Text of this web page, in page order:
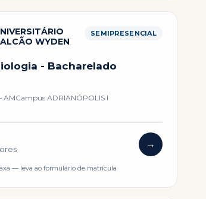
WYDEN
SEMIPRESENCIAL
- Bacharelado
AMCampusADRIANÓPOLIS I
→
— leva ao formulário de matrícula